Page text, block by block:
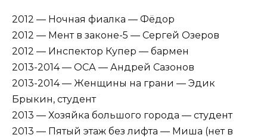
2012 — Ночная фиалка — Фёдор
2012 — Мент в законе-5 — Сергей Озеров
2012 — Инспектор Купер — бармен
2013-2014 — ОСА — Андрей Сазонов
2013-2014 — Женщины на грани — Эдик
Брыкин, студент
2013 — Хозяйка большого города — студент
2013 — Пятый этаж без лифта — Миша (нет в